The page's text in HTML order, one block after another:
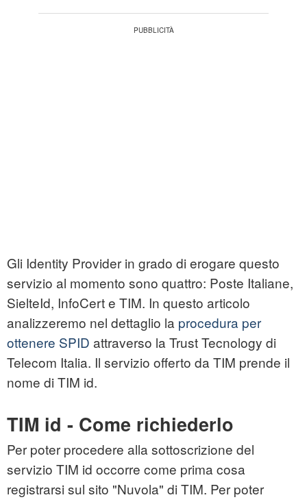
Gli Identity Provider in grado di erogare questo
servizio al momento sono quattro: Poste Italiane,
SielteId, InfoCert e TIM. In questo articolo
analizzeremo nel dettaglio la procedura per
ottenere SPID attraverso la Trust Tecnology di
Telecom Italia. Il servizio offerto da TIM prende il
nome di TIM id.
TIM id - Come richiederlo
Per poter procedere alla sottoscrizione del
servizio TIM id occorre come prima cosa
registrarsi sul sito "Nuvola" di TIM. Per poter